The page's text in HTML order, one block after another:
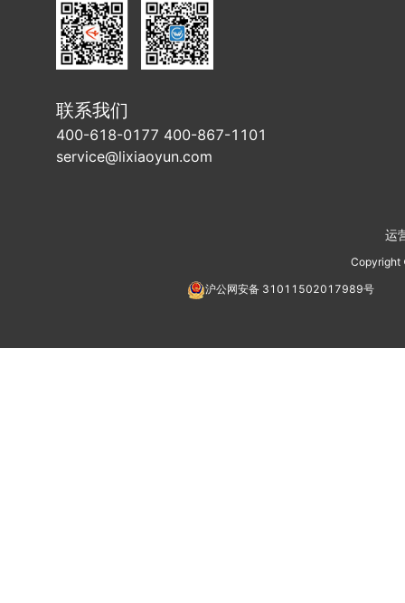
联系我们
400-618-0177 400-867-1101
service@lixiaoyun.com
运
沪公网安备 31011502017989号